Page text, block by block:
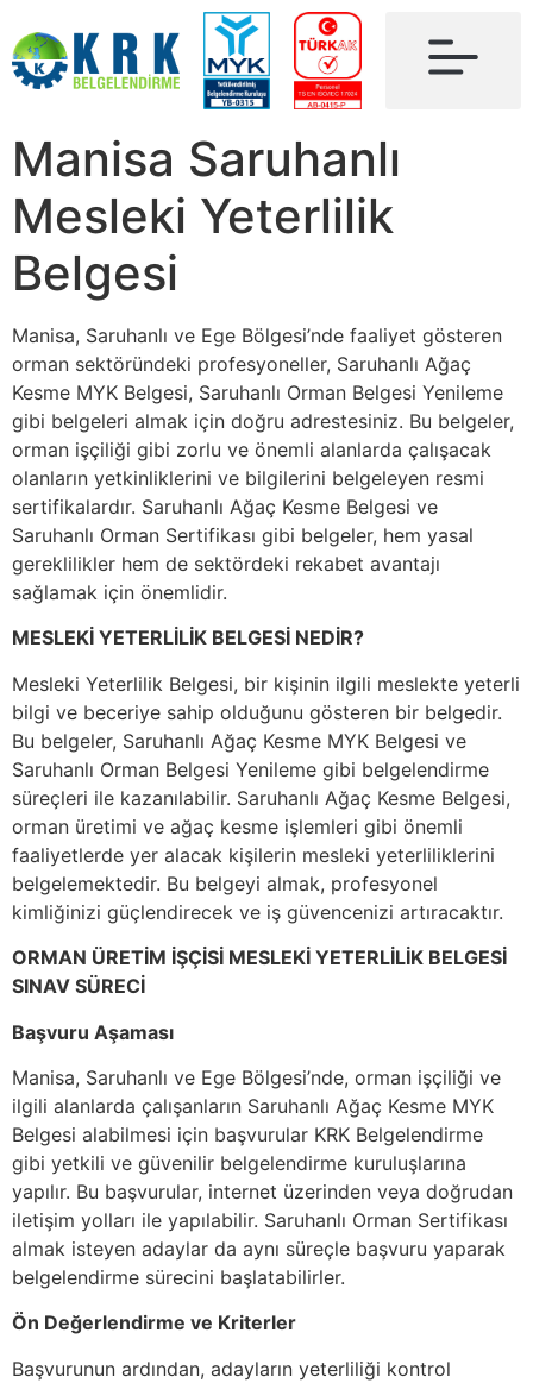
Manisa Saruhanlı
Mesleki Yeterlilik
Belgesi
Manisa, Saruhanlı ve Ege Bölgesi’nde faaliyet gösteren
orman sektöründeki profesyoneller, Saruhanlı Ağaç
Kesme MYK Belgesi, Saruhanlı Orman Belgesi Yenileme
gibi belgeleri almak için doğru adrestesiniz. Bu belgeler,
orman işçiliği gibi zorlu ve önemli alanlarda çalışacak
olanların yetkinliklerini ve bilgilerini belgeleyen resmi
sertifikalardır. Saruhanlı Ağaç Kesme Belgesi ve
Saruhanlı Orman Sertifikası gibi belgeler, hem yasal
gereklilikler hem de sektördeki rekabet avantajı
sağlamak için önemlidir.
MESLEKİ YETERLİLİK BELGESİ NEDİR?
Mesleki Yeterlilik Belgesi, bir kişinin ilgili meslekte yeterli
bilgi ve beceriye sahip olduğunu gösteren bir belgedir.
Bu belgeler, Saruhanlı Ağaç Kesme MYK Belgesi ve
Saruhanlı Orman Belgesi Yenileme gibi belgelendirme
süreçleri ile kazanılabilir. Saruhanlı Ağaç Kesme Belgesi,
orman üretimi ve ağaç kesme işlemleri gibi önemli
faaliyetlerde yer alacak kişilerin mesleki yeterliliklerini
belgelemektedir. Bu belgeyi almak, profesyonel
kimliğinizi güçlendirecek ve iş güvencenizi artıracaktır.
ORMAN ÜRETİM İŞÇİSİ MESLEKİ YETERLİLİK BELGESİ
SINAV SÜRECİ
Başvuru Aşaması
Manisa, Saruhanlı ve Ege Bölgesi’nde, orman işçiliği ve
ilgili alanlarda çalışanların Saruhanlı Ağaç Kesme MYK
Belgesi alabilmesi için başvurular KRK Belgelendirme
gibi yetkili ve güvenilir belgelendirme kuruluşlarına
yapılır. Bu başvurular, internet üzerinden veya doğrudan
iletişim yolları ile yapılabilir. Saruhanlı Orman Sertifikası
almak isteyen adaylar da aynı süreçle başvuru yaparak
belgelendirme sürecini başlatabilirler.
Ön Değerlendirme ve Kriterler
Başvurunun ardından, adayların yeterliliği kontrol